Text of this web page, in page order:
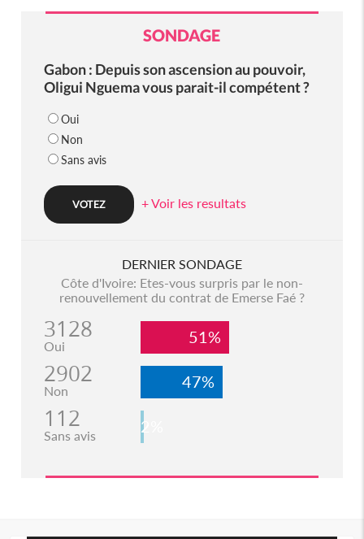
SONDAGE
Gabon : Depuis son ascension au pouvoir,
Oligui Nguema vous parait-il compétent ?
Oui
Non
Sans avis
+ Voir les resultats
DERNIER SONDAGE
Côte d'Ivoire: Etes-vous surpris par le non-
renouvellement du contrat de Emerse Faé ?
3128
Oui 51%
2902
Non 47%
112
Sans avis 2%